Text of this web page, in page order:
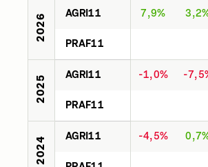
2026 AGRI11 7,9%
PRAF11
2025 AGRI11 -1,0% -
PRAF11
2024 AGRI11 -4,5%